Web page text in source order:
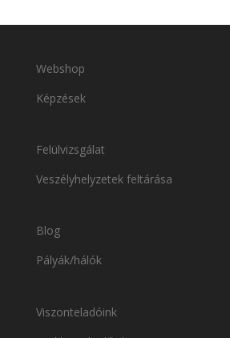
Webshop
Képzések
Felülvizsgálat
Veszélyhelyzetek feltárása
Blog
Pályák/hálók
Viszonteladóink